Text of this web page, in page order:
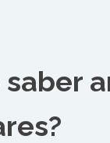
saber